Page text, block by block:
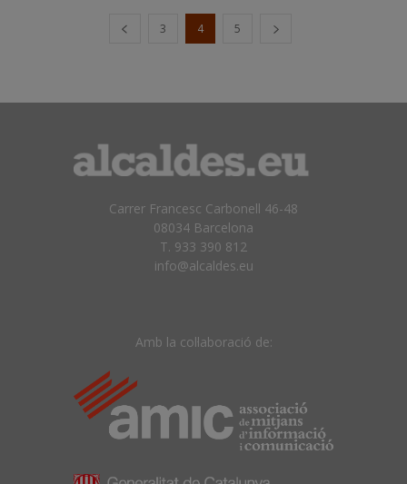
3 4 5
Carrer Francesc Carbonell 46-48
08034 Barcelona
T. 933 390 812
info@alcaldes.eu
Amb la col·laboració de: